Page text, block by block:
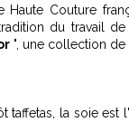
Couture
du travail
", une collection de
taffetas, la soie